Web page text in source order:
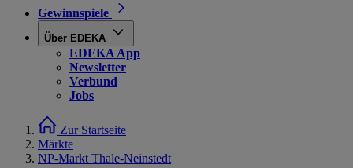
Gewinnspiele
Über EDEKA
EDEKA App
Newsletter
Verbund
Jobs
Zur Startseite
Märkte
NP-Markt Thale-Neinstedt